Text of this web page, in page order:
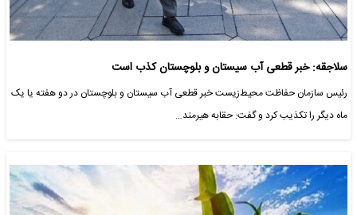
سلاجقه: خبر قطعی آب سیستان و بلوچستان کذب است
رئیس سازمان حفاظت محیط‌زیست خبر قطعی آب سیستان و بلوچستان در دو هفته یا یک
ماه دیگر را تکذیب کرد و گفت: حقابه هیرمند…